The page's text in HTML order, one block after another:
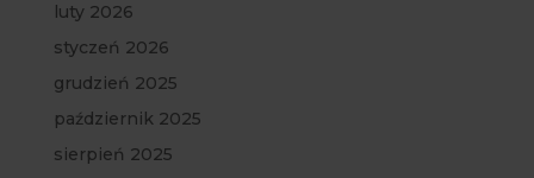
luty 2026
styczeń 2026
grudzień 2025
październik 2025
sierpień 2025